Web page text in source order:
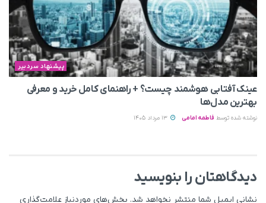
پیشنهاد سردبیر
عینک آفتابی هوشمند چیست؟ + راهنمای کامل خرید و معرفی
بهترین مدل‌ها
نوشته شده توسط فاطمه امامی
دیدگاهتان را بنویسید
نشانی ایمیل شما منتشر نخواهد شد. بخش‌های موردنیاز علامت‌گذاری